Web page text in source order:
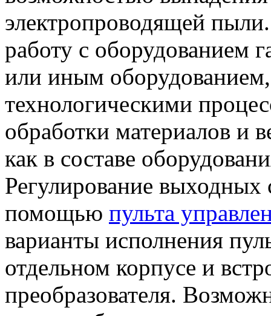
электропроводящей
работу с оборудованием
или иным
технологическими
обработки материалов и
как в составе
Регулирование выходных
помощью пульта
варианты исполнения
отдельном корпусе и
преобразователя.